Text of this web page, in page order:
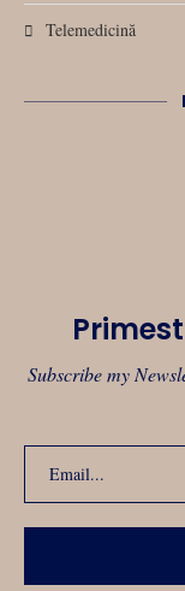
Telemedicină
Subscribe my